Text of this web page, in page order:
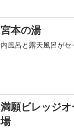
宮本の湯
内風呂と露天風呂がセ
満願ビレッジ
場